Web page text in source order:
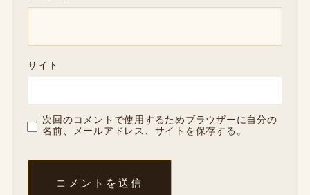
サイト
次回のコメントで使用するためブラウザーに自分の
名前、メールアドレス、サイトを保存する。